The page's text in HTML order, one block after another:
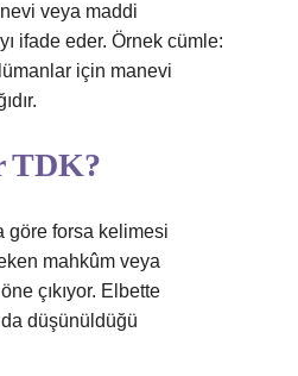
veya maddi
ifade eder. Örnek cümle:
için manevi
TDK?
göre forsa kelimesi
mahkûm veya
çıkıyor. Elbette
da düşünüldüğü